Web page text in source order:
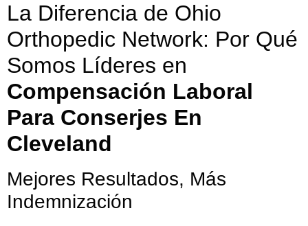
La Diferencia de Ohio
Orthopedic Network: Por Qué
Somos Líderes en
Compensación Laboral
Para Conserjes En
Cleveland
Mejores Resultados, Más
Indemnización